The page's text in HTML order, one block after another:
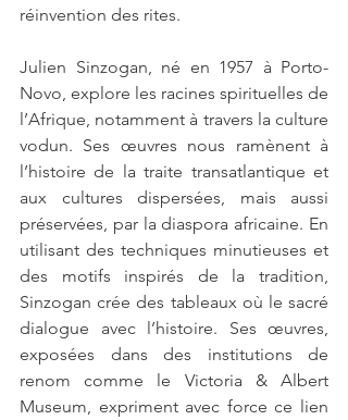
réinvention des rites.
Julien Sinzogan, né en 1957 à Porto-
Novo, explore les racines spirituelles de
l’Afrique, notamment à travers la culture
vodun. Ses œuvres nous ramènent à
l’histoire de la traite transatlantique et
aux cultures dispersées, mais aussi
préservées, par la diaspora africaine. En
utilisant des techniques minutieuses et
des motifs inspirés de la tradition,
Sinzogan crée des tableaux où le sacré
dialogue avec l’histoire. Ses œuvres,
exposées dans des institutions de
renom comme le Victoria & Albert
Museum, expriment avec force ce lien